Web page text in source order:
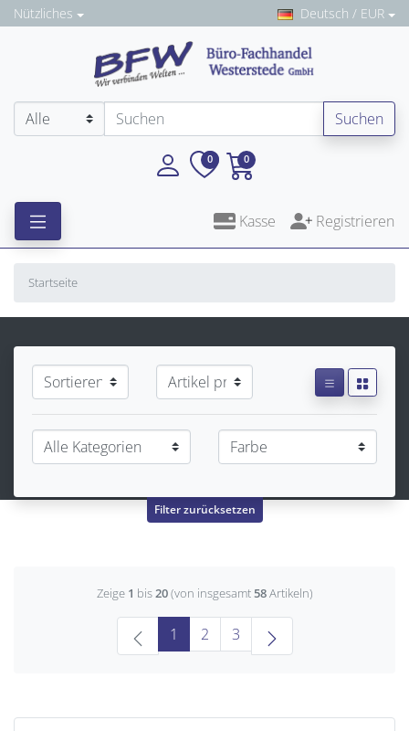
Nützliches Deutsch / EUR
Suchen
0 0
Kasse Registrieren
Startseite
Filter zurücksetzen
Zeige 1 bis20(von insgesamt58Artikeln)
1 (current)
2 3